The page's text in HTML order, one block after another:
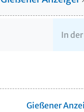
Gießener